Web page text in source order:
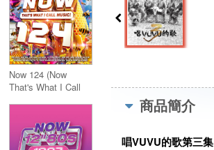
Now 124 (Now
That's What I Call
商品簡介
唱VUVU的歌第三集